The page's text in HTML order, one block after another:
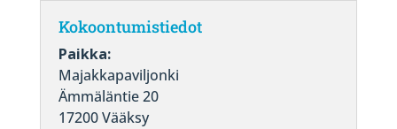
Kokoontumistiedot
Paikka:
Majakkapaviljonki
Ämmäläntie 20
17200 Vääksy